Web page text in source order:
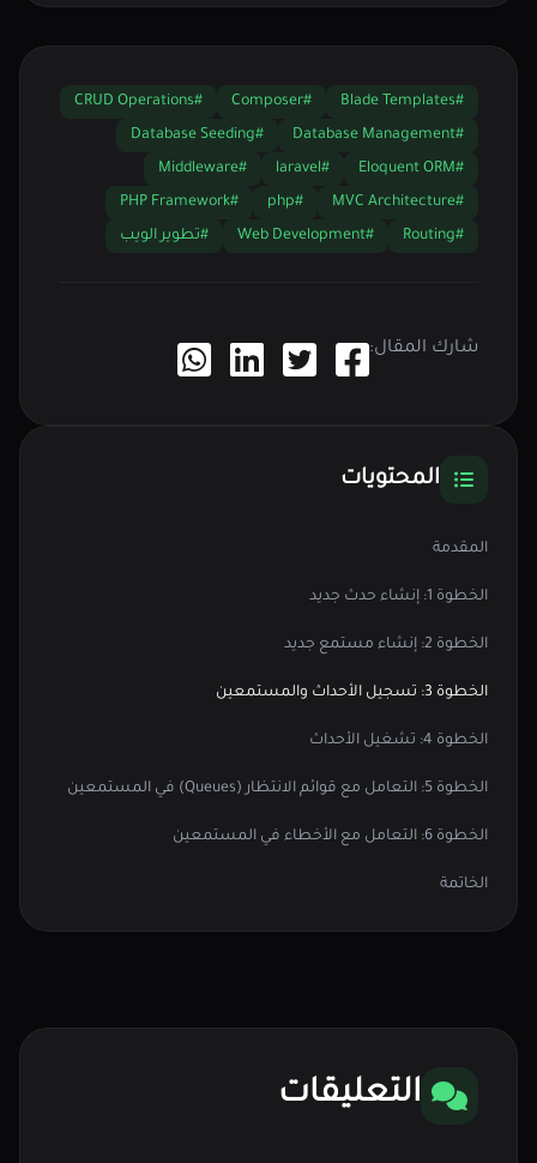
#Blade Templates
#Composer
#CRUD Operations
#Database Management
#Database Seeding
#Eloquent ORM
#laravel
#Middleware
#MVC Architecture
#php
#PHP Framework
#Routing
#Web Development #تطوير الويب
شارك المقال:
المحتويات
المقدمة
الخطوة 1: إنشاء حدث جديد
الخطوة 2: إنشاء مستمع جديد
الخطوة 3: تسجيل الأحداث والمستمعين
الخطوة 4: تشغيل الأحداث
الخطوة 5: التعامل مع قوائم الانتظار (Queues) في المستمعين
الخطوة 6: التعامل مع الأخطاء في المستمعين
الخاتمة
التعليقات